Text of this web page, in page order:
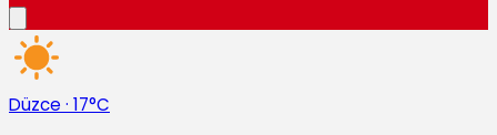
Düzce · 17°C